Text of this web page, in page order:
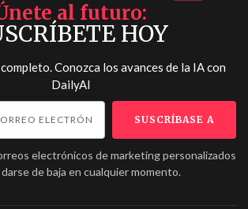
al futuro
HOY
Conozca los avances de la IA con
DailyAI
electrónicos de marketing personalizados
de baja en cualquier momento.